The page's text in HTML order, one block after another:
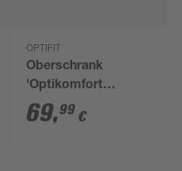
OPTIFIT
Oberschrank
'Optikomfort
Rurik986' weiß 40 x
70,4 x 34,9 cm
69,99 €